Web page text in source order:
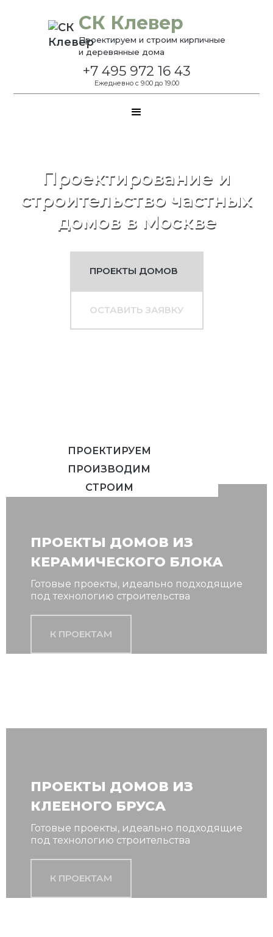
СК Клевер
Проектируем и строим кирпичные
и деревянные дома
+7 495 972 16 43
Ежедневно с 9.00 до 19.00
Проектирование и
строительство частных
домов в Москве
ПРОЕКТЫ ДОМОВ
ОСТАВИТЬ ЗАЯВКУ
ПРОЕКТИРУЕМ
ПРОИЗВОДИМ
СТРОИМ
ПРОЕКТЫ ДОМОВ ИЗ
КЕРАМИЧЕСКОГО БЛОКА
Готовые проекты, идеально подходящие
под технологию строительства
К ПРОЕКТАМ
ПРОЕКТЫ ДОМОВ ИЗ
КЛЕЕНОГО БРУСА
Готовые проекты, идеально подходящие
под технологию строительства
К ПРОЕКТАМ